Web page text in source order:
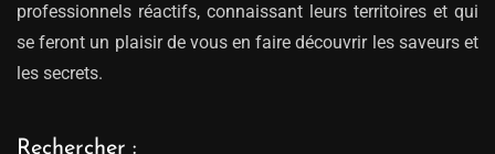
professionnels réactifs, connaissant leurs territoires et qui
se feront un plaisir de vous en faire découvrir les saveurs et
les secrets.
Rechercher :